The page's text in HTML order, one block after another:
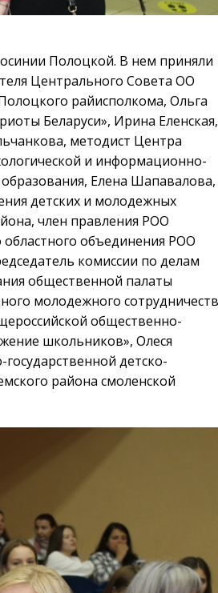
Полоцкой. В нем приняли
Центрального Совета ОО
райисполкома, Ольга
Беларуси», Ирина Еленская,
методист Центра
и информационно-
Елена Шапавалова,
детских и молодежных
член правления РОО
областного объединения РОО
комиссии по делам
общественной палаты
молодежного
общественно-
школьников», Олеся
детско-
района смоленской